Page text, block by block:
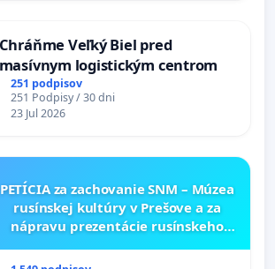
Chráňme Veľký Biel pred
masívnym logistickým centrom
251 podpisov
251 Podpisy / 30 dni
23 Jul 2026
PETÍCIA za zachovanie SNM – Múzea
rusínskej kultúry v Prešove a za
nápravu prezentácie rusínskeho
Múzeu ukrajinskej kultúry vo